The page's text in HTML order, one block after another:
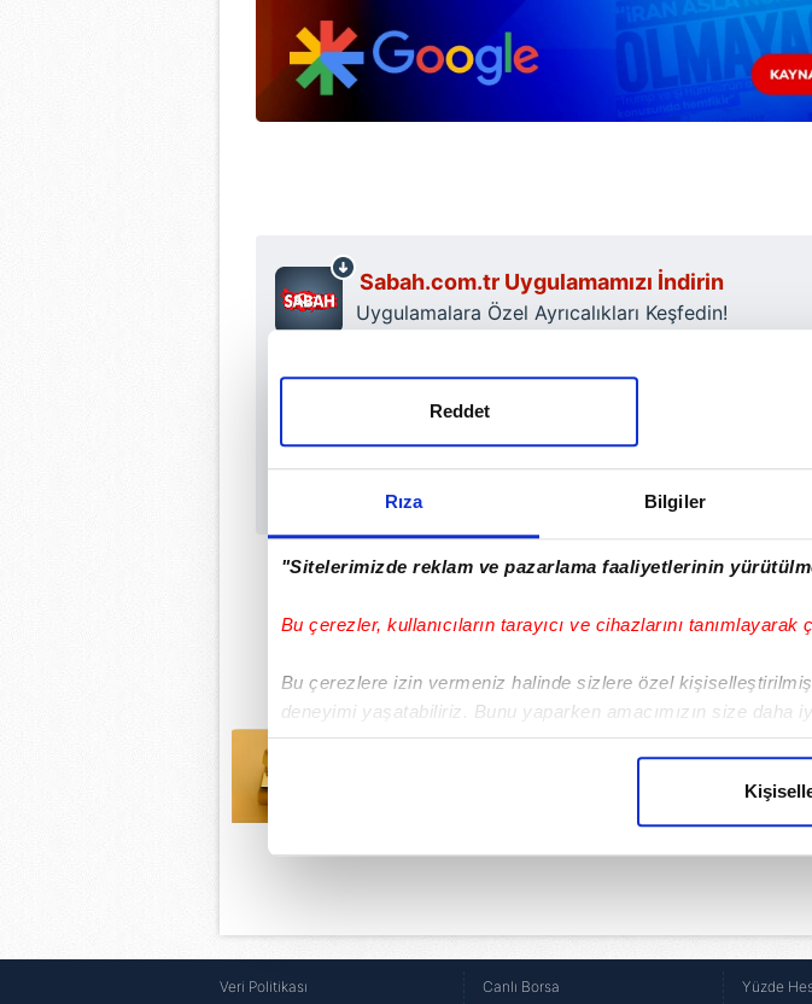
Rıza Bilgiler
"Sitelerimizde reklam ve pazarlama faaliyetlerinin
Bu çerezler, kullanıcıların tarayıcı ve cihazlarını tanımlayarak
Bu çerezlere izin vermeniz halinde sizlere özel
deneyimi yaşatabiliriz. Bunu yaparken amacımızın size
içerikleri sunabilmek adına elimizden gelen çabayı
Her halükârda, kullanıcılar, bu çerezlere izin vermedikleri
amacıyla kullanılmaktadır. Diğer çerezler, sitemizin daha
Reddet
Sabah.com.tr Uygulamamızı İndirin
Uygulamalara Özel Ayrıcalıkları Keşfedin!
Veri Politikası
Canlı Borsa
Yüzde